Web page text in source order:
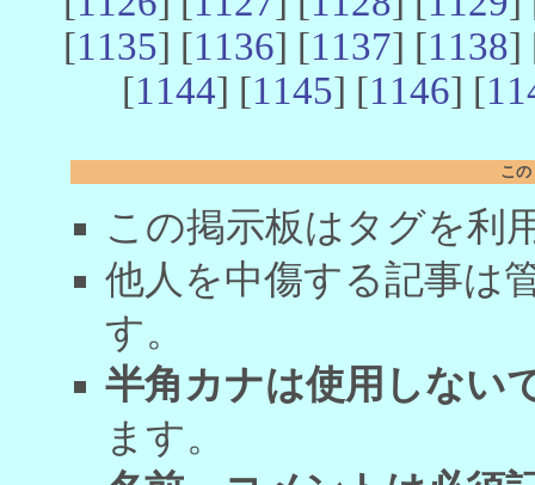
[1135] [1136] [1137] [1138]
[1144] [1145] [1146] [
こ
この掲示板はタグを利
他人を中傷する記事は
す。
半角カナは使用しない
ます。